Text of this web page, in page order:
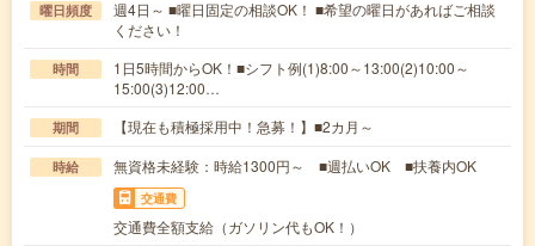
曜日頻度
週4日～ ■曜日固定の相談OK！ ■希望の曜日があればご相談
ください！
時間
1日5時間からOK！■シフト例(1)8:00～13:00(2)10:00～
15:00(3)12:00…
期間 【現在も積極採用中！急募！】■2カ月～
時給 無資格未経験：時給1300円～ ■週払いOK ■扶養内OK
交通費
交通費全額支給（ガソリン代もOK！）